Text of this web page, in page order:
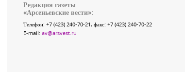
Редакция газеты
«Арсеньевские вести»:
Телефон: +7 (423) 240-70-21, факс: +7 (423) 240-70-22
E-mail: av@arsvest.ru